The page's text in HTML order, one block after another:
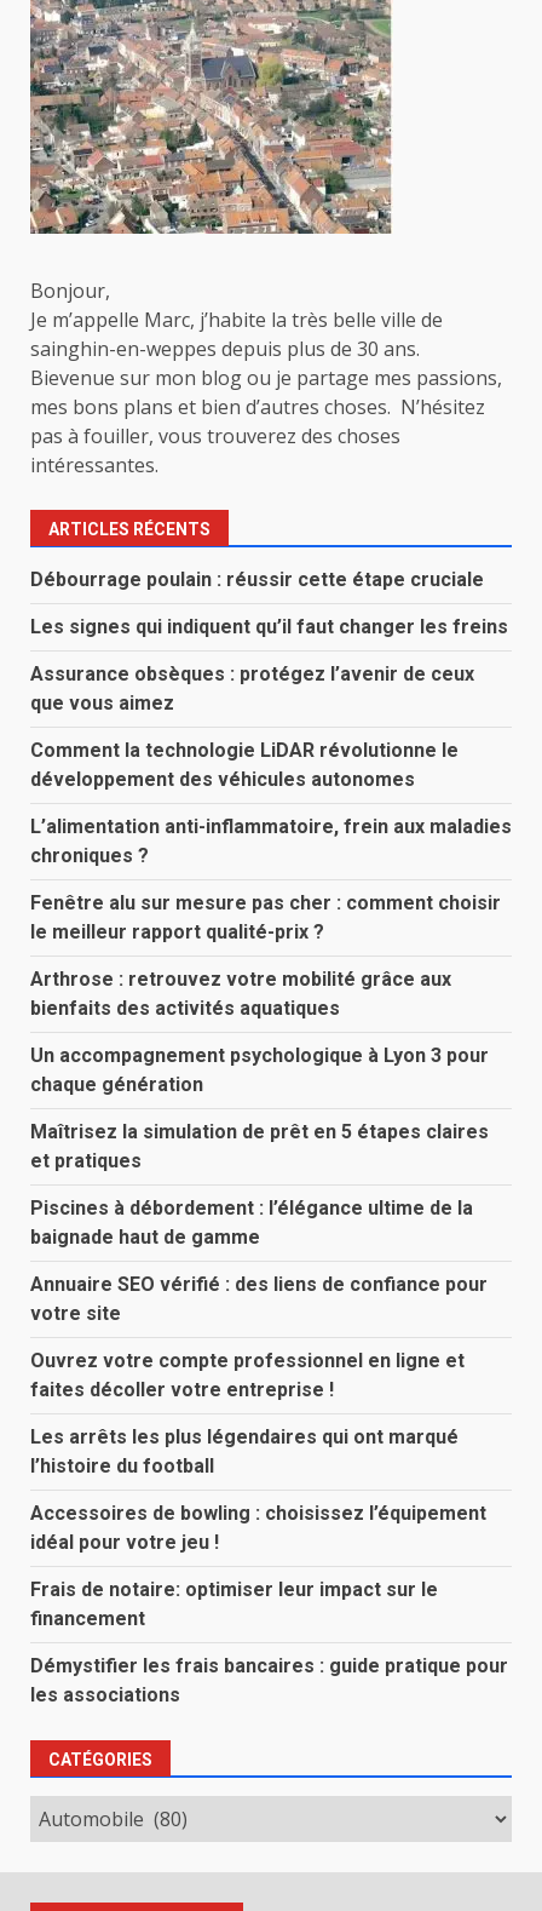
publications
Bonjour,
Je m’appelle Marc, j’habite la très belle ville de
sainghin-en-weppes depuis plus de 30 ans.
Bievenue sur mon blog ou je partage mes passions,
mes bons plans et bien d’autres choses. N’hésitez
pas à fouiller, vous trouverez des choses
intéressantes.
ARTICLES RÉCENTS
Débourrage poulain : réussir cette étape cruciale
Les signes qui indiquent qu’il faut changer les freins
Assurance obsèques : protégez l’avenir de ceux
que vous aimez
Comment la technologie LiDAR révolutionne le
développement des véhicules autonomes
L’alimentation anti-inflammatoire, frein aux maladies
chroniques ?
Fenêtre alu sur mesure pas cher : comment choisir
le meilleur rapport qualité-prix ?
Arthrose : retrouvez votre mobilité grâce aux
bienfaits des activités aquatiques
Un accompagnement psychologique à Lyon 3 pour
chaque génération
Maîtrisez la simulation de prêt en 5 étapes claires
et pratiques
Piscines à débordement : l’élégance ultime de la
baignade haut de gamme
Annuaire SEO vérifié : des liens de confiance pour
votre site
Ouvrez votre compte professionnel en ligne et
faites décoller votre entreprise !
Les arrêts les plus légendaires qui ont marqué
l’histoire du football
Accessoires de bowling : choisissez l’équipement
idéal pour votre jeu !
Frais de notaire: optimiser leur impact sur le
financement
Démystifier les frais bancaires : guide pratique pour
les associations
CATÉGORIES
Catégories